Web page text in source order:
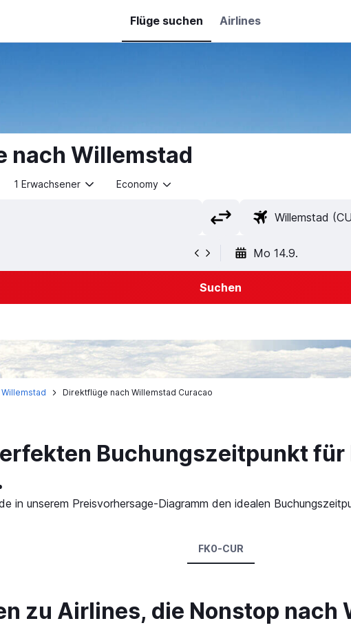
Flüge suchen Airlines
nach Willemstad
1 Erwachsener Economy
Mo 14.9.
Suchen
Willemstad Direktflüge nach Willemstad Curacao
Buchungszeitpunkt für
in unserem Preisvorhersage-Diagramm den idealen
FK0-CUR
zu Airlines, die Nonstop nach